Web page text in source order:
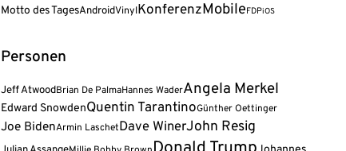
Motto des TagesAndroidVinylKonferenzMobileFDPiOS
Personen
Jeff AtwoodBrian De PalmaHannes WaderAngela Merkel
Edward SnowdenQuentin TarantinoGünther Oettinger
Joe BidenArmin LaschetDave WinerJohn Resig